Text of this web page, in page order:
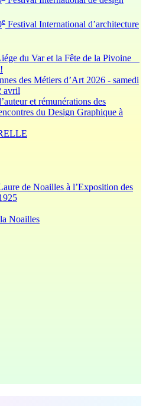
e Festival International d’architecture
du Var et la Fête de la Pivoine
des Métiers d’Art 2026 - samedi
avril
et rémunérations des
du Design Graphique à
de Noailles à l’Exposition des
Noailles